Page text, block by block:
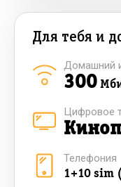
Для тебя и
300
Домашний
Цифровое
1+10 sim
Телефония